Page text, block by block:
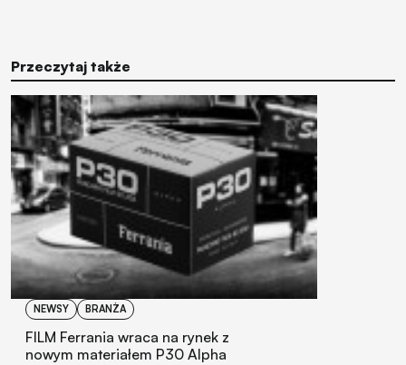
Przeczytaj także
NEWSY BRANŻA
FILM Ferrania wraca na rynek z
nowym materiałem P30 Alpha